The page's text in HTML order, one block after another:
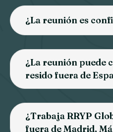
¿La reunión es
¿La reunión puede
resido fuera de
¿Trabaja RRYP
fuera de Madrid,